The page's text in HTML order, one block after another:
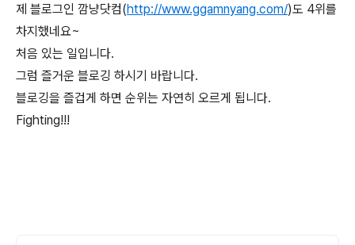
제 블로그인 깜냥닷컴(http://www.ggamnyang.com/)도 4위를
차지했네요~
처음 있는 일입니다.
그럼 즐거운 블로깅 하시기 바랍니다.
블로깅을 즐겁게 하면 순위는 자연히 오르게 됩니다.
Fighting!!!